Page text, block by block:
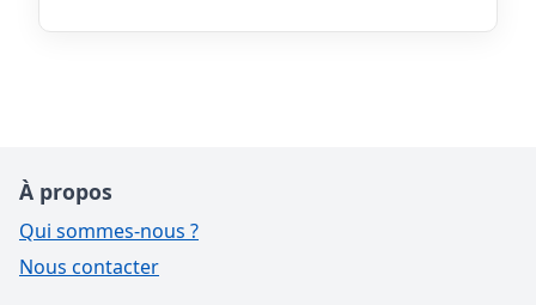
À propos
Qui sommes-nous ?
Nous contacter